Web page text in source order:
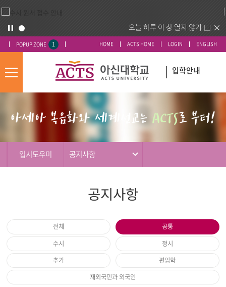
오늘 하루 이 창 열지 않기
POPUP ZONE 1 HOME ACTS HOME LOGIN ENGLISH
모
뉴
입학안내
입시도우미 공지사항
공지사항
전체
공통
수시
정시
추가
편입학
재외국민과 외국인